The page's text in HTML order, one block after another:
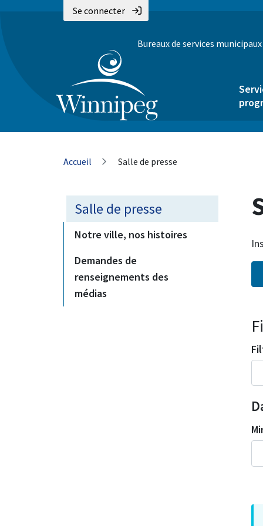
Se connecter
Bureaux de services municipaux
Fil
Accueil Salle de presse
Salle de presse
Notre ville, nos histoires
Demandes de
renseignements des
médias